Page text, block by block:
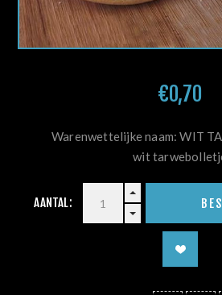
€0,70
Warenwettelijke naam: WIT
wit
AANTAL: